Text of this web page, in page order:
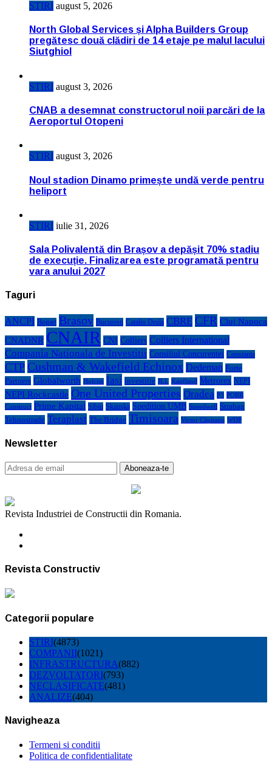
STIRI august 5, 2026
North Global Services și Alpha Builders Group
pregătesc două clădiri de 14 etaje pe malul lacului
Siutghiol
STIRI august 3, 2026
CNAB a desemnat constructorul noii parcări de la
Aeroportul Otopeni
STIRI august 3, 2026
Noul stadion Dinamo primește undă verde pentru
heliport
STIRI iulie 31, 2026
Sala Polivalentă din Brașov a depășit 70% stadiu
de execuție. Finalizarea este programată pentru
vara anului 2027
Taguri
ANCPI Bogart Brasov Bucuresti Catalin Drula CBRE CFR Cluj Napoca
CNADNR CNAIR CNI Colliers Colliers International
Compania Nationala de Investitii Consiliul Concurentei Constanta
CTP Cushman & Wakefield Echinox Dedeman Forte
Partners Globalworth Holcim Iasi investitie JLL Kaufland Metrorex NEPI
NEPI Rockcastle One United Properties Oradea P3 PORR
Construct Prime Kapital Sibiu Skanska Spedition UMB Speedwell Strabag
Tehnostrade Teraplast The Bridge Timisoara Victor Căpitanu WDP
Newsletter
Revista Industriei de Constructii din Romania.
Revista Constructiv
Categorii populare
STIRI(4873)
COMPANII(1021)
INFRASTRUCTURA(882)
DEZVOLTATORI(793)
NECLASIFICATE(481)
ANALIZE(404)
Navigheaza
Termeni si conditii
Politica de confidentialitate